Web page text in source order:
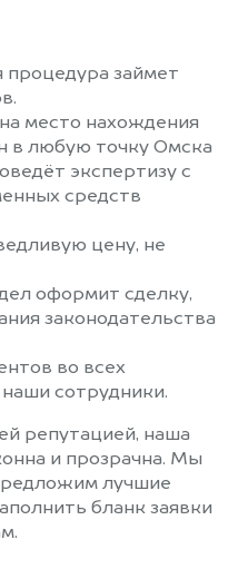
займет
место нахождения
в любую точку Омска
экспертизу с
средств
цену, не
оформит сделку,
законодательства
во всех
сотрудники.
репутацией, наша
и прозрачна. Мы
лучшие
бланк заявки